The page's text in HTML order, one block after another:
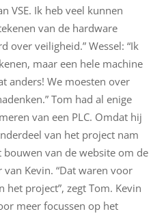
VSE. Ik heb veel kunnen
van de hardware
over veiligheid.” Wessel: “Ik
maar een hele machine
anders! We moesten over
Tom had al enige
van een PLC. Omdat hij
van het project nam
van de website om de
Kevin. “Dat waren voor
project”, zegt Tom. Kevin
meer focussen op het